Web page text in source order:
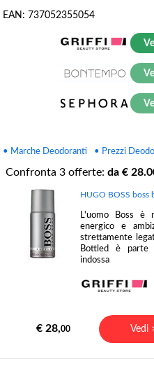
EAN: 737052355054
• Marche Deodoranti • Prezzi
Confronta 3 offerte: da €
HUGO BOSS boss
L'uomo Boss è
energico e
strettamente
Bottled è parte
indossa
€ 28,00 Vedi